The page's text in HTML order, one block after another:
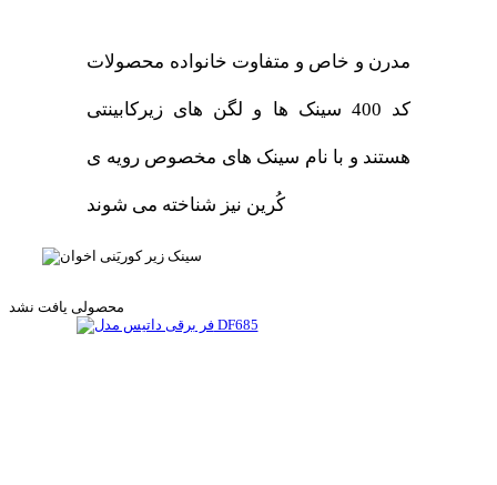
مدرن و خاص و متفاوت خانواده محصولات
کد 400 سینک ها و لگن های زیرکابینتی
هستند و با نام سینک های مخصوص رویه ی
کُرین نیز شناخته می شوند
محصولی یافت نشد